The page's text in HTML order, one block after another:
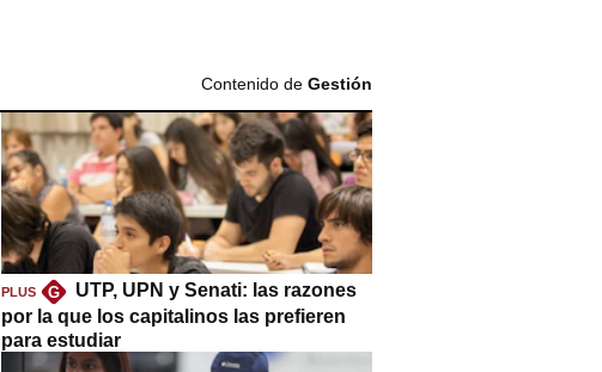
Contenido de Gestión
PLUS G
UTP, UPN y Senati: las razones
por la que los capitalinos las prefieren
para estudiar